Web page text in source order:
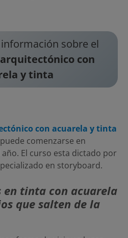
sobre el
con
y tinta
con acuarela y tinta
comenzarse en
El curso esta dictado por
en storyboard.
en tinta con acuarela
que salten de la